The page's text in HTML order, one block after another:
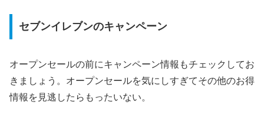
セブンイレブンのキャンペーン
オープンセールの前にキャンペーン情報もチェックしてお
きましょう。オープンセールを気にしすぎてその他のお得
情報を見逃したらもったいない。